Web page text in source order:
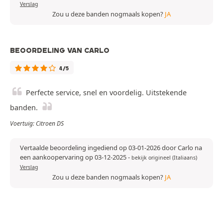
Verslag
Zou u deze banden nogmaals kopen? JA
BEOORDELING VAN CARLO
4/5
Perfecte service, snel en voordelig. Uitstekende
banden.
Voertuig: Citroen DS
Vertaalde beoordeling ingediend op 03-01-2026 door Carlo na
een aankoopervaring op 03-12-2025- bekijk origineel (Italiaans)
Verslag
Zou u deze banden nogmaals kopen? JA